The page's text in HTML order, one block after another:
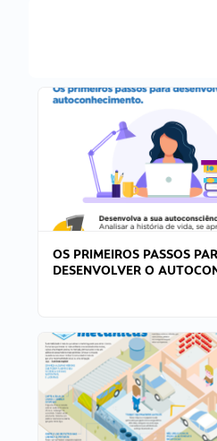
OS PRIMEIROS PASSOS
DESENVOLVER O